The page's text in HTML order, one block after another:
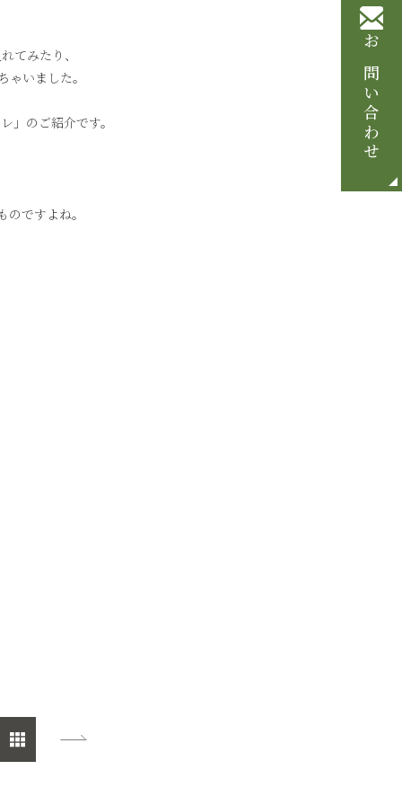
お問い合わせ
てみたり、
いました。
」のご紹介です。
ですよね。